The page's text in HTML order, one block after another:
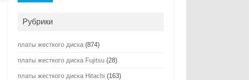
Рубрики
платы жесткого диска (874)
платы жесткого диска Fujitsu (28)
платы жесткого диска Hitachi (163)